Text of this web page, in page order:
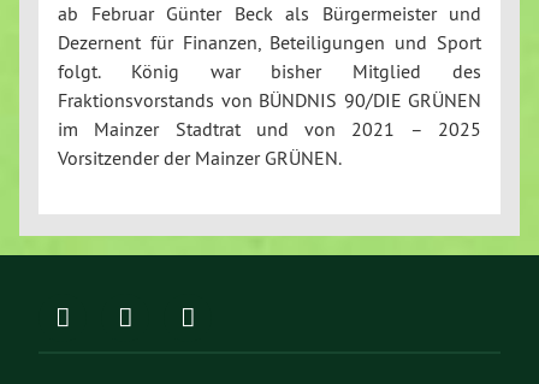
ab Februar Günter Beck als Bürgermeister und
Dezernent für Finanzen, Beteiligungen und Sport
folgt. König war bisher Mitglied des
Fraktionsvorstands von BÜNDNIS 90/DIE GRÜNEN
im Mainzer Stadtrat und von 2021 – 2025
Vorsitzender der Mainzer GRÜNEN.